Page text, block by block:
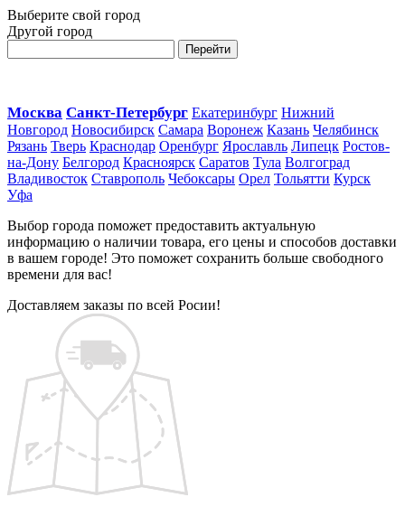
Выберите свой город
Другой город
Перейти
Москва Санкт-Петербург Екатеринбург Нижний
Новгород Новосибирск Самара Воронеж Казань Челябинск
Рязань Тверь Краснодар Оренбург Ярославль Липецк Ростов-
на-Дону Белгород Красноярск Саратов Тула Волгоград
Владивосток Ставрополь Чебоксары Орел Тольятти Курск
Уфа
Выбор города поможет предоставить актуальную
информацию о наличии товара, его цены и способов доставки
в вашем городе! Это поможет сохранить больше свободного
времени для вас!
Доставляем заказы по всей Росии!